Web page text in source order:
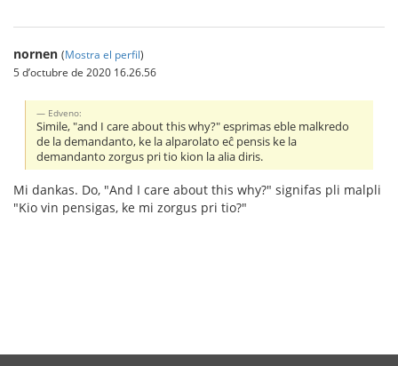
nornen (Mostra el perfil)
5 d’octubre de 2020 16.26.56
Edveno:
Simile, "and I care about this why?" esprimas eble malkredo
de la demandanto, ke la alparolato eĉ pensis ke la
demandanto zorgus pri tio kion la alia diris.
Mi dankas. Do, "And I care about this why?" signifas pli malpli
"Kio vin pensigas, ke mi zorgus pri tio?"